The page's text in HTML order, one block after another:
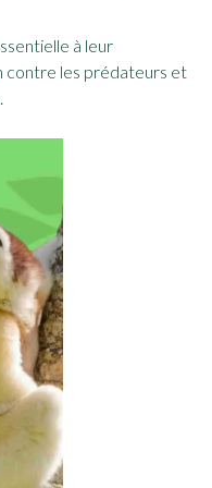
à leur
contre les prédateurs et